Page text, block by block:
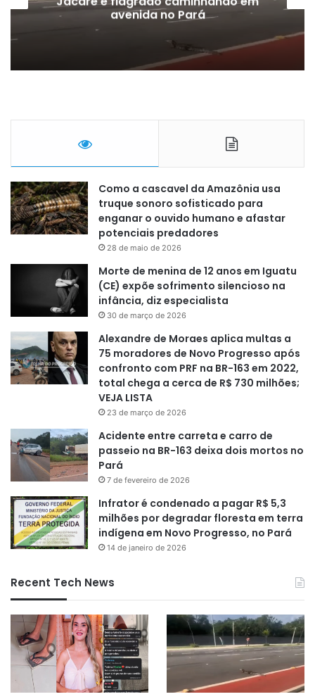
avenida no Pará
Como a cascavel da Amazônia usa
truque sonoro sofisticado para
enganar o ouvido humano e afastar
potenciais predadores
28 de maio de 2026
Morte de menina de 12 anos em Iguatu
(CE) expõe sofrimento silencioso na
infância, diz especialista
30 de março de 2026
Alexandre de Moraes aplica multas a
75 moradores de Novo Progresso após
confronto com PRF na BR-163 em 2022,
total chega a cerca de R$ 730 milhões;
VEJA LISTA
23 de março de 2026
Acidente entre carreta e carro de
passeio na BR-163 deixa dois mortos no
Pará
7 de fevereiro de 2026
Infrator é condenado a pagar R$ 5,3
milhões por degradar floresta em terra
indígena em Novo Progresso, no Pará
14 de janeiro de 2026
Recent Tech News